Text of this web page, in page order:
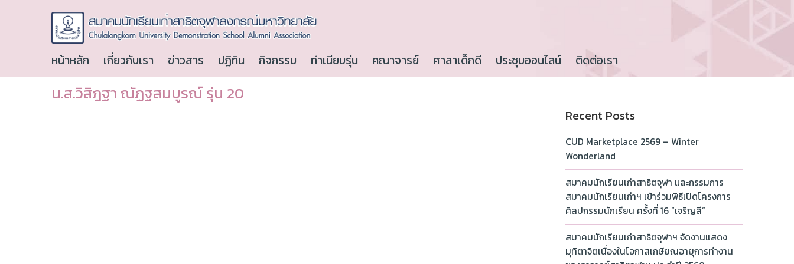
หน้าหลัก เกี่ยวกับเรา ข่าวสาร ปฏิทิน กิจกรรม ทำเนียบรุ่น คณาจารย์ ศาลาเด็กดี ประชุมออนไลน์ ติดต่อเรา
น.ส.วิสิฎฐา ณัฏฐสมบูรณ์ รุ่น 20
Recent Posts
CUD Marketplace 2569 – Winter
Wonderland
สมาคมนักเรียนเก่าสาธิตจุฬา และกรรมการ
สมาคมนักเรียนเก่าฯ เข้าร่วมพิธีเปิดโครงการ
ศิลปกรรมนักเรียน ครั้งที่ 16 “เจริญสี”
สมาคมนักเรียนเก่าสาธิตจุฬาฯ จัดงานแสดง
มุทิตาจิตเนื่องในโอกาสเกษียณอายุการทำงาน